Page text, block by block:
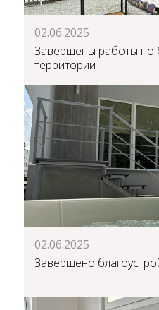
02.06.2025
Завершены работы по
территории
02.06.2025
Завершено